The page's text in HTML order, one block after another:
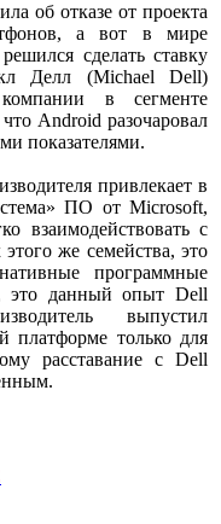
об отказе от проекта
а вот в мире
сделать ставку
Делл (Michael Dell)
в сегменте
Android разочаровал
показателями.
привлекает в
ПО от Microsoft,
взаимодействовать с
же семейства, это
программные
это данный опыт Dell
выпустил
платформе только для
расставание с Dell